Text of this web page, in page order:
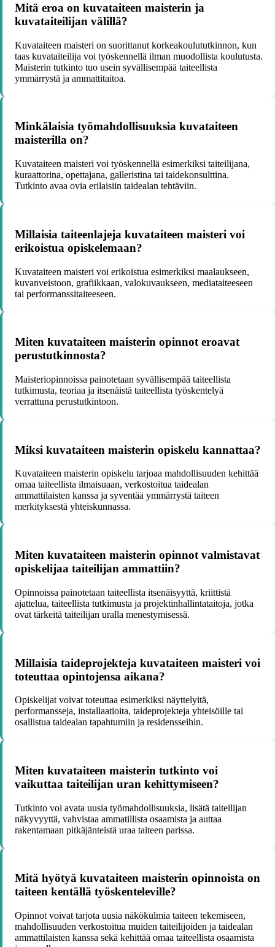
Mitä eroa on kuvataiteen maisterin ja
kuvataiteilijan välillä?
Kuvataiteen maisteri on suorittanut korkeakoulututkinnon, kun
taas kuvataiteilija voi työskennellä ilman muodollista koulutusta.
Maisterin tutkinto tuo usein syvällisempää taiteellista
ymmärrystä ja ammattitaitoa.
Minkälaisia työmahdollisuuksia kuvataiteen
maisterilla on?
Kuvataiteen maisteri voi työskennellä esimerkiksi taiteilijana,
kuraattorina, opettajana, galleristina tai taidekonsulttina.
Tutkinto avaa ovia erilaisiin taidealan tehtäviin.
Millaisia taiteenlajeja kuvataiteen maisteri voi
erikoistua opiskelemaan?
Kuvataiteen maisteri voi erikoistua esimerkiksi maalaukseen,
kuvanveistoon, grafiikkaan, valokuvaukseen, mediataiteeseen
tai performanssitaiteeseen.
Miten kuvataiteen maisterin opinnot eroavat
perustutkinnosta?
Maisteriopinnoissa painotetaan syvällisempää taiteellista
tutkimusta, teoriaa ja itsenäistä taiteellista työskentelyä
verrattuna perustutkintoon.
Miksi kuvataiteen maisterin opiskelu kannattaa?
Kuvataiteen maisterin opiskelu tarjoaa mahdollisuuden kehittää
omaa taiteellista ilmaisuaan, verkostoitua taidealan
ammattilaisten kanssa ja syventää ymmärrystä taiteen
merkityksestä yhteiskunnassa.
Miten kuvataiteen maisterin opinnot valmistavat
opiskelijaa taiteilijan ammattiin?
Opinnoissa painotetaan taiteellista itsenäisyyttä, kriittistä
ajattelua, taiteellista tutkimusta ja projektinhallintataitoja, jotka
ovat tärkeitä taiteilijan uralla menestymisessä.
Millaisia taideprojekteja kuvataiteen maisteri voi
toteuttaa opintojensa aikana?
Opiskelijat voivat toteuttaa esimerkiksi näyttelyitä,
performansseja, installaatioita, taideprojekteja yhteisöille tai
osallistua taidealan tapahtumiin ja residensseihin.
Miten kuvataiteen maisterin tutkinto voi
vaikuttaa taiteilijan uran kehittymiseen?
Tutkinto voi avata uusia työmahdollisuuksia, lisätä taiteilijan
näkyvyyttä, vahvistaa ammatillista osaamista ja auttaa
rakentamaan pitkäjänteistä uraa taiteen parissa.
Mitä hyötyä kuvataiteen maisterin opinnoista on
taiteen kentällä työskenteleville?
Opinnot voivat tarjota uusia näkökulmia taiteen tekemiseen,
mahdollisuuden verkostoitua muiden taiteilijoiden ja taidealan
ammattilaisten kanssa sekä kehittää omaa taiteellista osaamista